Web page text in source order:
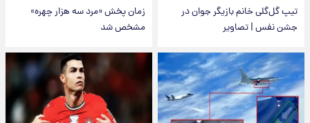
تیپ گل‌گلی خانم بازیگر جوان در
جشن نفس | تصاویر
زمان پخش «مرد سه هزار چهره»
مشخص شد